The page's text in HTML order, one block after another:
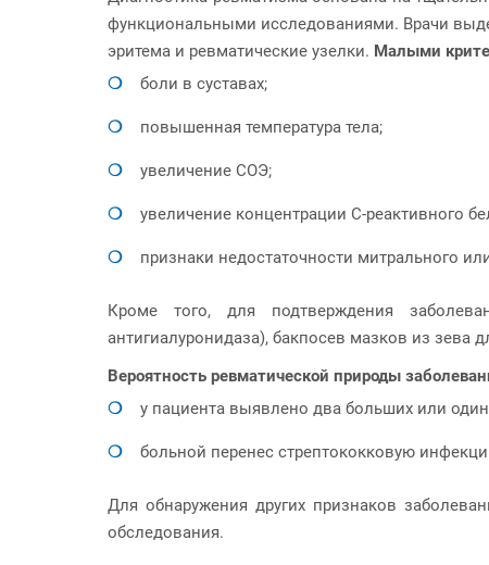
функциональными исследованиями. Врачи
эритема и ревматические узелки. Малыми
боли в суставах;
повышенная температура тела;
увеличение СОЭ;
увеличение концентрации С-реактивного
признаки недостаточности митрального
Кроме того, для подтверждения
антигиалуронидаза), бакпосев мазков из зева
Вероятность ревматической природы
у пациента выявлено два больших или
больной перенес стрептококковую
Для обнаружения других признаков
обследования.